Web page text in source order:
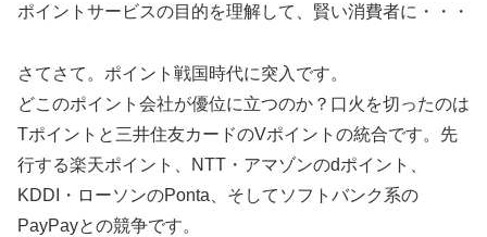
ポイントサービスの目的を理解して、賢い消費者に・・・
さてさて。ポイント戦国時代に突入です。
どこのポイント会社が優位に立つのか？口火を切ったのは
Tポイントと三井住友カードのVポイントの統合です。先
行する楽天ポイント、NTT・アマゾンのdポイント、
KDDI・ローソンのPonta、そしてソフトバンク系の
PayPayとの競争です。